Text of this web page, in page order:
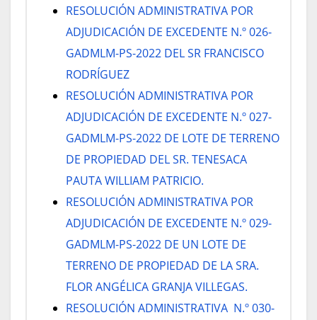
RESOLUCIÓN ADMINISTRATIVA POR
ADJUDICACIÓN DE EXCEDENTE N.º 026-
GADMLM-PS-2022 DEL SR FRANCISCO
RODRÍGUEZ
RESOLUCIÓN ADMINISTRATIVA POR
ADJUDICACIÓN DE EXCEDENTE N.º 027-
GADMLM-PS-2022 DE LOTE DE TERRENO
DE PROPIEDAD DEL SR. TENESACA
PAUTA WILLIAM PATRICIO.
RESOLUCIÓN ADMINISTRATIVA POR
ADJUDICACIÓN DE EXCEDENTE N.º 029-
GADMLM-PS-2022 DE UN LOTE DE
TERRENO DE PROPIEDAD DE LA SRA.
FLOR ANGÉLICA GRANJA VILLEGAS.
RESOLUCIÓN ADMINISTRATIVA N.º 030-